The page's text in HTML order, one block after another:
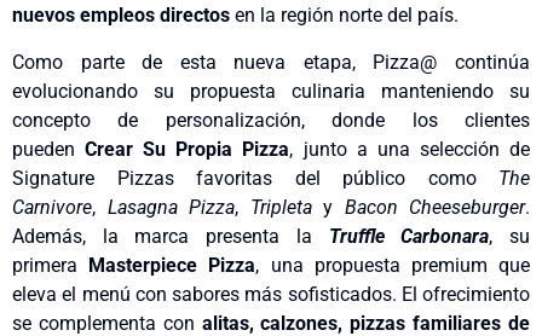
nuevos empleos directos en la región norte del país.
Como parte de esta nueva etapa, Pizza@ continúa
evolucionando su propuesta culinaria manteniendo su
concepto de personalización, donde los clientes
puedenCrear Su Propia Pizza, junto a una selección de
Signature Pizzas favoritas del público como The
Carnivore, Lasagna Pizza, Tripletay Bacon Cheeseburger.
Además, la marca presenta la Truffle Carbonara, su
primera Masterpiece Pizza, una propuesta premium que
eleva el menú con sabores más sofisticados. El ofrecimiento
se complementa con alitas, calzones, pizzas familiares de